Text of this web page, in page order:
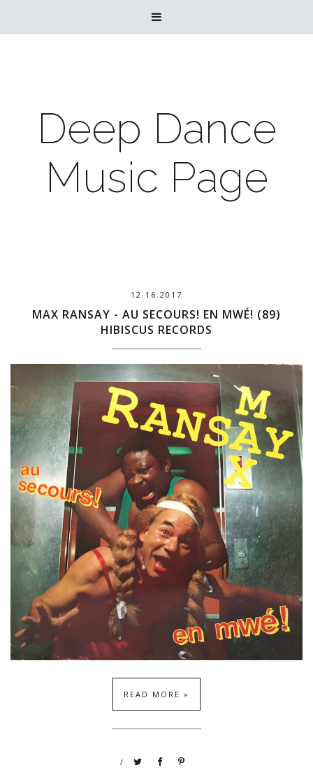

Deep Dance
Music Page
12.16.2017
MAX RANSAY - AU SECOURS! EN MWÉ! (89)
HIBISCUS RECORDS
READ MORE »
/